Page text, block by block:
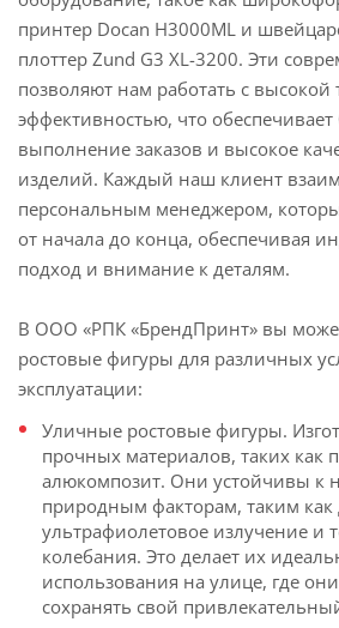
принтер Docan H3000ML и
плоттер Zund G3 XL-3200. Эти
позволяют нам работать с высокой
эффективностью, что обеспечивает
выполнение заказов и высокое
изделий. Каждый наш клиент
персональным менеджером,
от начала до конца, обеспечивая
подход и внимание к деталям.
В ООО «РПК «БрендПринт» вы
ростовые фигуры для различных
эксплуатации:
Уличные ростовые фигуры.
прочных материалов, таких как
алюкомпозит. Они устойчивы к
природным факторам, таким как
ультрафиолетовое излучение и
колебания. Это делает их
использования на улице, где
сохранять свой